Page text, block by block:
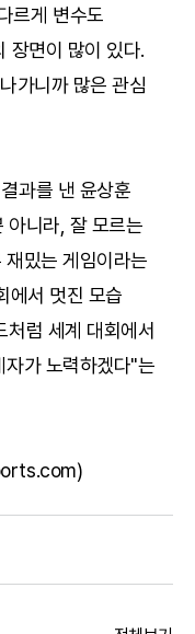
르게 변수도
장면이 많이 있다.
가니까 많은 관심
과를 낸 윤상훈
아니라, 잘 모르는
밌는 게임이라는
에서 멋진 모습
처럼 세계 대회에서
가 노력하겠다"는